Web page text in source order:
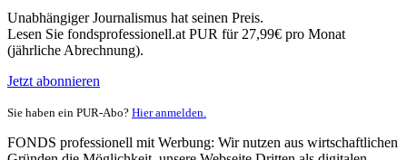
Unabhängiger Journalismus hat seinen Preis.
Lesen Sie fondsprofessionell.at PUR für 27,99€ pro Monat
(jährliche Abrechnung).
Jetzt abonnieren
Sie haben ein PUR-Abo? Hier anmelden.
FONDS professionell mit Werbung: Wir nutzen aus wirtschaftlichen